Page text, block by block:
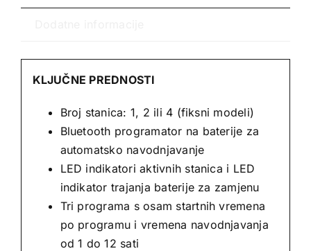
KLJUČNE PREDNOSTI
Broj stanica: 1, 2 ili 4 (fiksni modeli)
Bluetooth programator na baterije za
automatsko navodnjavanje
LED indikatori aktivnih stanica i LED
indikator trajanja baterije za zamjenu
Tri programa s osam startnih vremena
po programu i vremena navodnjavanja
od 1 do 12 sati